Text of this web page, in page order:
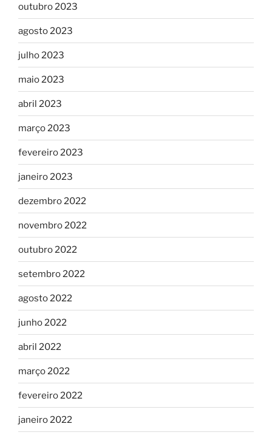
outubro 2023
agosto 2023
julho 2023
maio 2023
abril 2023
março 2023
fevereiro 2023
janeiro 2023
dezembro 2022
novembro 2022
outubro 2022
setembro 2022
agosto 2022
junho 2022
abril 2022
março 2022
fevereiro 2022
janeiro 2022